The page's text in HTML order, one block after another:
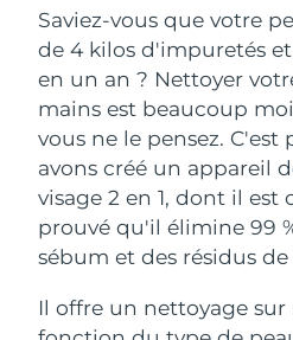
Saviez-vous que votre
de 4 kilos d'impuretés
en un an ? Nettoyer
mains est beaucoup
vous ne le pensez.
avons créé un appareil
visage 2 en 1, dont il
prouvé qu'il élimine 99
sébum et des résidus
Il offre un nettoyage sur
Anti-aging
LUNA™ 4
Massage, LED
LUNA™ 4
For men, anti-
Microcurrent
BEAR™ 2 go
Microcurrent
BEAR™ 2
Microcurrent
Hydratation
UFO™ 3
Deep facial
UFO™ 3 LED
Near-infrared
device
issa™ 4
Hybrid silicone
issa™ 4 plus
FAQ™ TRAITEMENT
Anti-âge
Bermudes
Bosnie-Herzégovine
Bulgarie
Canada